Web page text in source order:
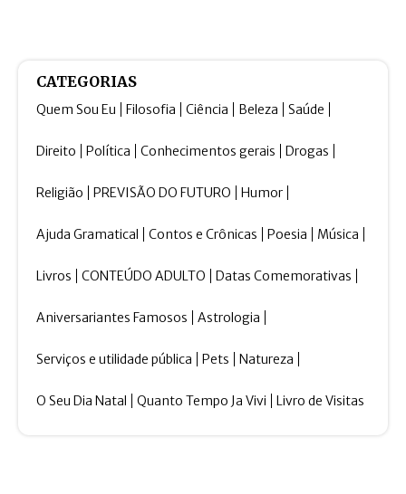
CATEGORIAS
Quem Sou Eu Filosofia Ciência Beleza Saúde
Direito Política Conhecimentos gerais Drogas
Religião PREVISÃO DO FUTURO Humor
Ajuda Gramatical Contos e Crônicas Poesia Música
Livros CONTEÚDO ADULTO Datas Comemorativas
Aniversariantes Famosos Astrologia
Serviços e utilidade pública Pets Natureza
O Seu Dia Natal Quanto Tempo Ja Vivi Livro de Visitas